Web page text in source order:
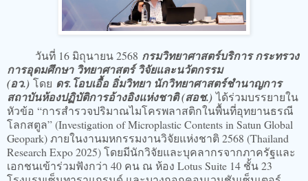
วันที่ 16 มิถุนายน 2568 กรมวิทยาศาสตร์บริการ กระทรวง
การอุดมศึกษา วิทยาศาสตร์ วิจัยและนวัตกรรม
(อว.) โดย ดร.โอบเอื้อ อิ่มวิทยา นักวิทยาศาสตร์ชำนาญการ
สถาบันห้องปฏิบัติการอ้างอิงแห่งชาติ (สอช.)ได้ร่วมบรรยายใน
หัวข้อ “การสำรวจปริมาณไมโครพลาสติกในพื้นที่อุทยานธรณี
โลกสตูล” (Investigation of Microplastic Contents in Satun Global
Geopark) ภายในงานมหกรรมงานวิจัยแห่งชาติ 2568 (Thailand
Research Expo 2025) โดยมีนักวิจัยและบุคลากรจากภาครัฐและ
เอกชนเข้าร่วมฟังกว่า 40 คน ณ ห้อง Lotus Suite 14 ชั้น 23